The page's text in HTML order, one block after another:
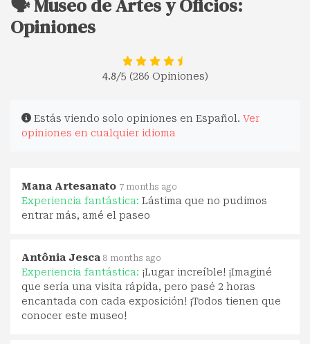
🗣️ Museo de Artes y Oficios:
Opiniones
4.8/5 (286 Opiniones)
Estás viendo solo opiniones en Español. Ver
opiniones en cualquier idioma
Mana Artesanato 7 months ago
Experiencia fantástica: Lástima que no pudimos
entrar más, amé el paseo
Antônia Jesca 8 months ago
Experiencia fantástica: ¡Lugar increíble! ¡Imaginé
que sería una visita rápida, pero pasé 2 horas
encantada con cada exposición! ¡Todos tienen que
conocer este museo!